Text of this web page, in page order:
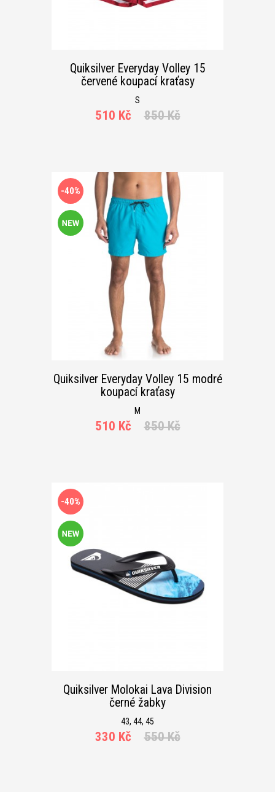
Quiksilver Everyday Volley 15
červené koupací kraťasy
S
510 Kč 850 Kč
-40%
Quiksilver Everyday Volley 15 modré
koupací kraťasy
M
510 Kč 850 Kč
-40%
Quiksilver Molokai Lava Division
černé žabky
43, 44, 45
330 Kč 550 Kč